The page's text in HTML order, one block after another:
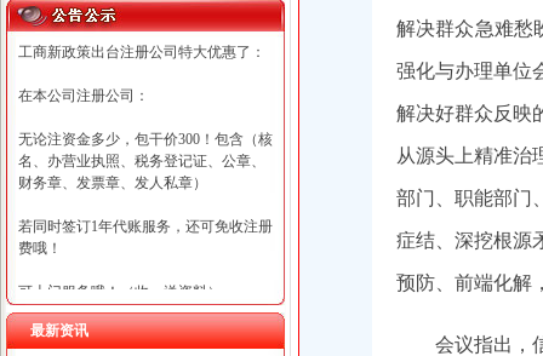
工商新政策出台注册公司特大优惠了：
在本公司注册公司：
无论注资金多少，包干价300！包含（核
名、办营业执照、税务登记证、公章、
财务章、发票章、发人私章）
若同时签订1年代账服务，还可免收注册
费哦！
可上门服务哦！（收、送资料）
可加急服务哦！（最快可1工作日）
最新资讯
解决群众急难愁
强化与办理单位
解决好群众反映
从源头上精准治
部门、职能部门
症结、深挖根源
预防 、前端化解
会议指出，